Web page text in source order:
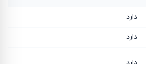
دارد
دارد